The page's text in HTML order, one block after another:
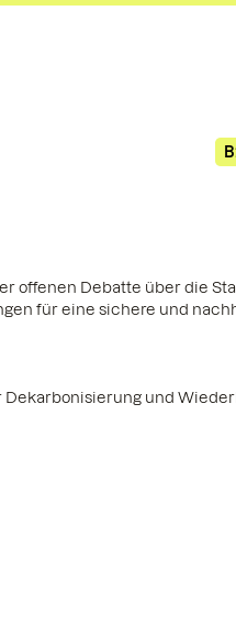
offenen Debatte über die
für eine sichere und
Dekarbonisierung und